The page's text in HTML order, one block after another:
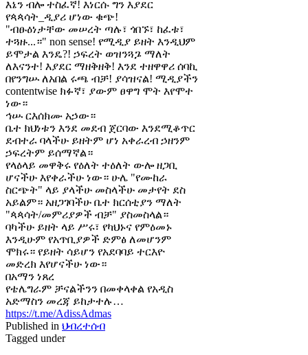
እኔን ብሎ ተስፈኛ! እነርሱ ግን እያደር
የጳጳሳት_ዲያሪ ሆነው ቁጭ!
"ብፁዕነታቸው መሠረት ጣሉ፣ ጎበኙ፣ ከፈቱ፣
ተጓዙ...።" non sense! የሚዲያ ይዘት እንዲህም
ይሞታል እንዴ?! ኃፍረት ወዝንጓጔ ማለት
ለእናንተ! እያደር ማዘቅዘቅ! እንደ ተዘዋዋሪ ሰባኪ
በየንግሡ ለአበል ሩጫ ብቻ! ያሳዝናል! ሚዲያችን
contentwise ክፉኛ፣ ያውም ፀዋግ ሞት እየሞተ
ነው።
ኅሡ ርእሰክሙ አኃው።
ቤተ ክህነቱን እንደ መደብ ጀርባው እንደሚቆጥር
ደብተራ ባላችሁ ይዘትም ሆነ አቀራረብ ኃዘንም
ኃፍረትም ይሰማኛል።
የላዕላይ መዋቅሩ የዕለት ተዕለት ውሎ ዘጋቢ
ሆናችሁ እየቀራችሁ ነው። ሁሌ "የሙከራ
ስርጭት" ላይ ያላችሁ መስላችሁ መታየት ደስ
አይልም። አዘጋገባችሁ ቤተ ክርሰቲያን ማለት
"ጳጳሳት/መምሪያዎች ብቻ" ያስመስላል።
ባካችሁ ይዘት ላይ ሥሩ፣ የካህኑና የምዕመኑ
እንዲሁም የአጥቢያዎች ድምፅ ለመሆንም
ሞክሩ። የይዘት ሳይሆን የአደባባይ ተርእዮ
መድረክ እየሆናችሁ ነው።
በአማን ነጸረ
የቴሌግራም ቻናልችንን በመቀላቀል የአዲስ
አድማስን መረጃ ይከታተሉ…
https://t.me/AdissAdmas
Published in ህብረተሰብ
Tagged under